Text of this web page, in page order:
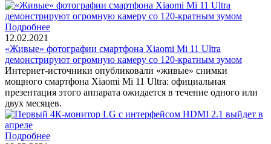
Подробнее
12.02.2021
«Живые» фотографии смартфона Xiaomi Mi 11 Ultra
демонстрируют огромную камеру со 120-кратным зумом
Интернет-источники опубликовали «живые» снимки
мощного смартфона Xiaomi Mi 11 Ultra: официальная
презентация этого аппарата ожидается в течение одного или
двух месяцев.
Подробнее